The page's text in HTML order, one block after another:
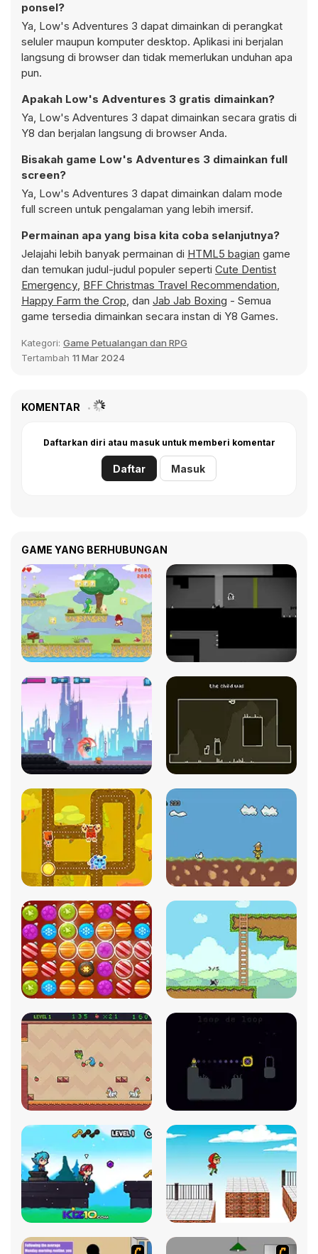
ponsel?
Ya, Low's Adventures 3 dapat dimainkan di perangkat
seluler maupun komputer desktop. Aplikasi ini berjalan
langsung di browser dan tidak memerlukan unduhan apa
pun.
Apakah Low's Adventures 3 gratis dimainkan?
Ya, Low's Adventures 3 dapat dimainkan secara gratis di
Y8 dan berjalan langsung di browser Anda.
Bisakah game Low's Adventures 3 dimainkan full
screen?
Ya, Low's Adventures 3 dapat dimainkan dalam mode
full screen untuk pengalaman yang lebih imersif.
Permainan apa yang bisa kita coba selanjutnya?
Jelajahi lebih banyak permainan di HTML5 bagian game
dan temukan judul-judul populer seperti Cute Dentist
Emergency, BFF Christmas Travel Recommendation,
Happy Farm the Crop, dan Jab Jab Boxing - Semua
game tersedia dimainkan secara instan di Y8 Games.
Kategori: Game Petualangan dan RPG
Tertambah 11 Mar 2024
KOMENTAR
Daftarkan diri atau masuk untuk memberi komentar
Daftar Masuk
GAME YANG BERHUBUNGAN